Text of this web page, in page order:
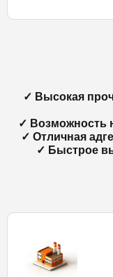
✓ Высокая
✓ Возможность
✓ Отличная
✓ Быстрое